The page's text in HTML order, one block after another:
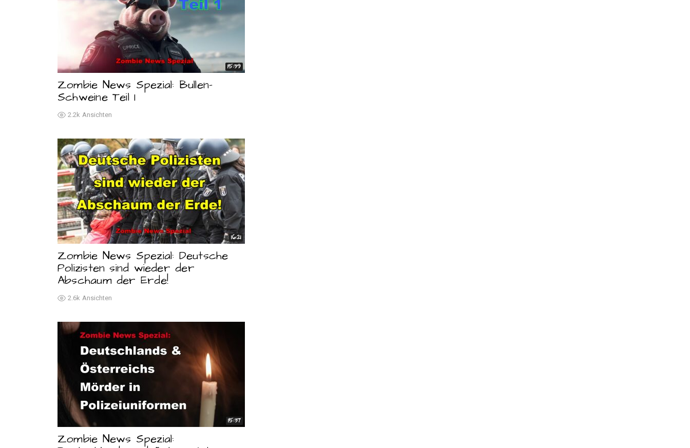
15:39
2.2k Ansichten
Zombie News Spezial: Bullen-
Schweine Teil 1
16:21
2.6k Ansichten
Zombie News Spezial: Deutsche
Polizisten sind wieder der
Abschaum der Erde!
15:37
Zombie News Spezial: